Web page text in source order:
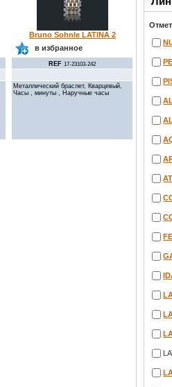
Bruno Sohnle LATINA 2
в избранное
REF 17-23103-242
Металлический браслет, Кварцевый,
Часы , минуты , Наручные часы